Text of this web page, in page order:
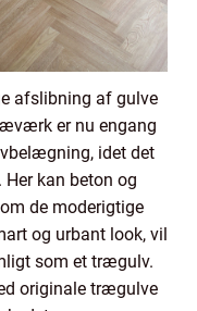
afslibning af gulve
er nu engang
idet det
kan beton og
de moderigtige
og urbant look, vil
som et trægulv.
originale trægulve